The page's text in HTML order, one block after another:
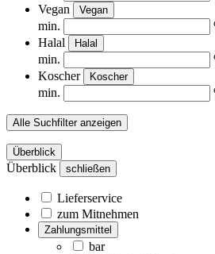
Vegan
Vegan
min.
Halal
Halal
min.
Koscher
Koscher
min.
Alle Suchfilter anzeigen
Überblick
Überblick schließen
Lieferservice
zum Mitnehmen
Zahlungsmittel
bar